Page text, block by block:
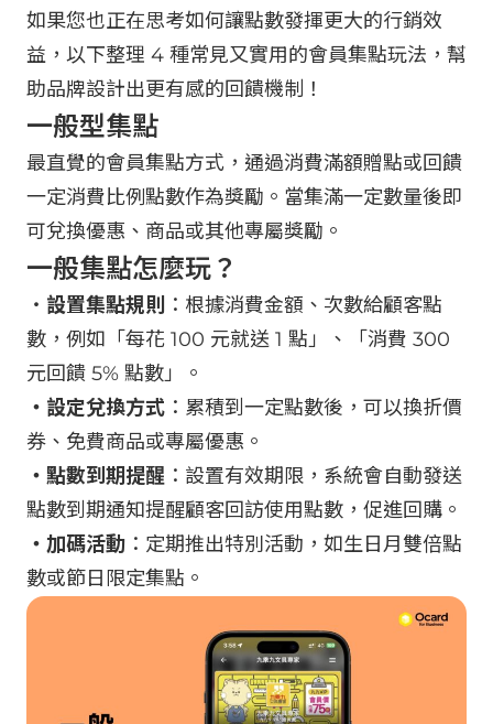
如果您也正在思考如何讓點數發揮更大的行銷效
益，以下整理 4 種常見又實用的會員集點玩法，幫
助品牌設計出更有感的回饋機制！
一般型集點
最直覺的會員集點方式，通過消費滿額贈點或回饋
一定消費比例點數作為獎勵。當集滿一定數量後即
可兌換優惠、商品或其他專屬獎勵。
一般集點怎麼玩？
・ 設置集點規則 ：根據消費金額、次數給顧客點
數，例如「每花 100 元就送 1 點」、「消費 300
元回饋 5% 點數」。
・設定兌換方式 ：累積到一定點數後，可以換折價
券、免費商品或專屬優惠。
・點數到期提醒 ：設置有效期限，系統會自動發送
點數到期通知提醒顧客回訪使用點數，促進回購。
・加碼活動 ：定期推出特別活動，如生日月雙倍點
數或節日限定集點。